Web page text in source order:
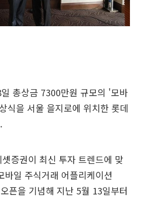
총상금 7300만원 규모의 '모바
식을 서울 을지로에 위치한 롯데
증권이 최신 투자 트렌드에 맞
바일 주식거래 어플리케이션
픈을 기념해 지난 5월 13일부터